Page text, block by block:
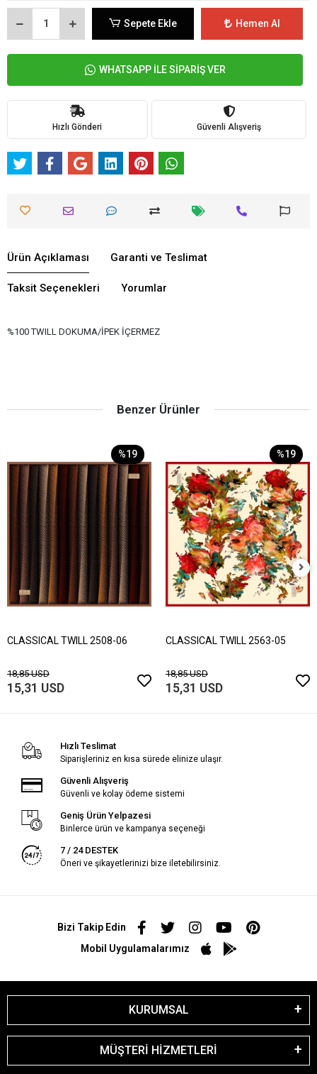
Sepete Ekle Hemen Al
WHATSAPP İLE SİPARİŞ VER
Hızlı Gönderi Güvenli Alışveriş
Ürün Açıklaması Garanti ve Teslimat
Taksit Seçenekleri Yorumlar
%100 TWILL DOKUMA/İPEK İÇERMEZ
Benzer Ürünler
%19
CLASSICAL TWILL 2508-06
18,85 USD
15,31 USD
%19
CLASSICAL TWILL 2563-05
18,85 USD
15,31 USD
Hızlı Teslimat
Siparişleriniz en kısa sürede elinize ulaşır.
Güvenli Alışveriş
Güvenli ve kolay ödeme sistemi
Geniş Ürün Yelpazesi
Binlerce ürün ve kampanya seçeneği
7 / 24 DESTEK
Öneri ve şikayetlerinizi bize iletebilirsiniz.
Bizi Takip Edin
Mobil Uygulamalarımız
KURUMSAL
MÜŞTERİ HİZMETLERİ